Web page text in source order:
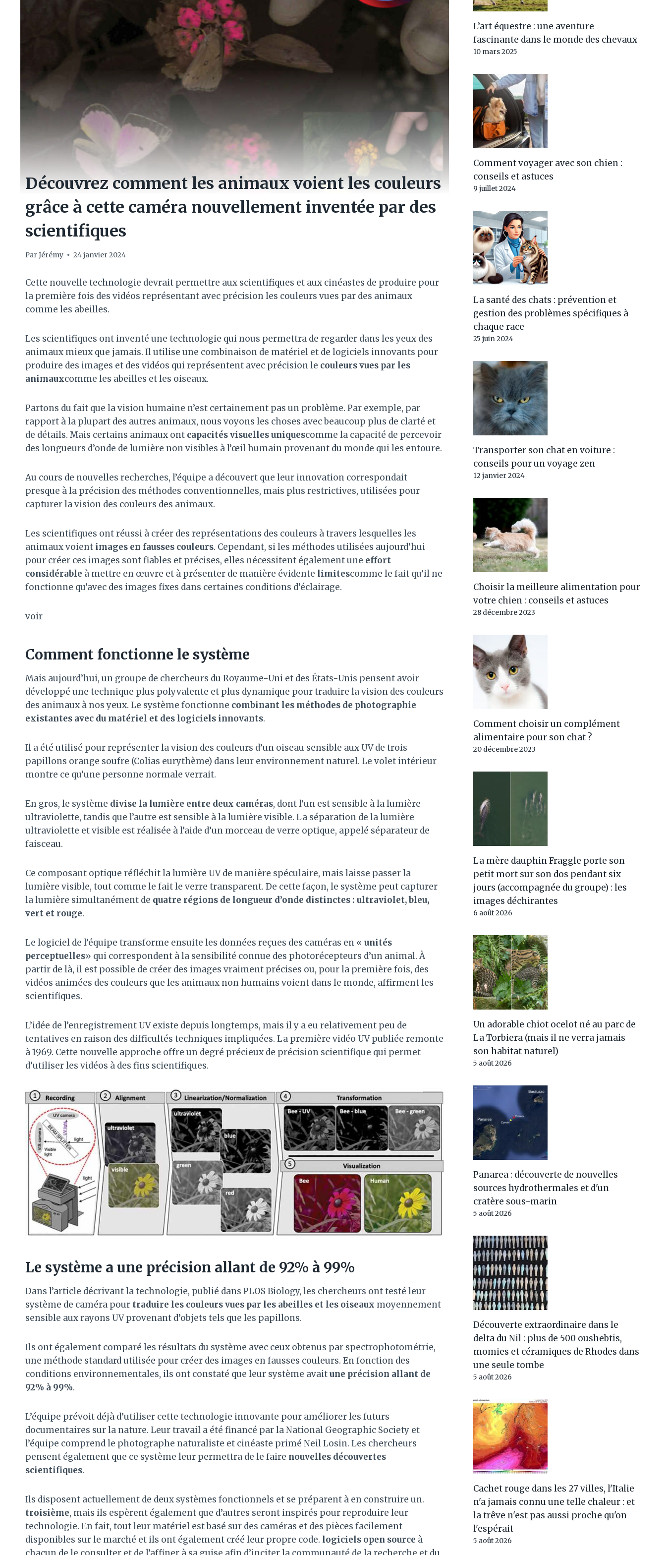
Découvrez comment les animaux voient les couleurs
grâce à cette caméra nouvellement inventée par des
scientifiques
Par Jérémy 24 janvier 2024
Cette nouvelle technologie devrait permettre aux scientifiques et aux cinéastes de produire pour
la première fois des vidéos représentant avec précision les couleurs vues par des animaux
comme les abeilles.
Les scientifiques ont inventé une technologie qui nous permettra de regarder dans les yeux des
animaux mieux que jamais. Il utilise une combinaison de matériel et de logiciels innovants pour
produire des images et des vidéos qui représentent avec précision le couleurs vues par les
animauxcomme les abeilles et les oiseaux.
Partons du fait que la vision humaine n’est certainement pas un problème. Par exemple, par
rapport à la plupart des autres animaux, nous voyons les choses avec beaucoup plus de clarté et
de détails. Mais certains animaux ont capacités visuelles uniquescomme la capacité de percevoir
des longueurs d’onde de lumière non visibles à l’œil humain provenant du monde qui les entoure.
Au cours de nouvelles recherches, l’équipe a découvert que leur innovation correspondait
presque à la précision des méthodes conventionnelles, mais plus restrictives, utilisées pour
capturer la vision des couleurs des animaux.
Les scientifiques ont réussi à créer des représentations des couleurs à travers lesquelles les
animaux voient images en fausses couleurs. Cependant, si les méthodes utilisées aujourd’hui
pour créer ces images sont fiables et précises, elles nécessitent également une effort
considérable à mettre en œuvre et à présenter de manière évidente limitescomme le fait qu’il ne
fonctionne qu’avec des images fixes dans certaines conditions d’éclairage.
voir
Comment fonctionne le système
Mais aujourd’hui, un groupe de chercheurs du Royaume-Uni et des États-Unis pensent avoir
développé une technique plus polyvalente et plus dynamique pour traduire la vision des couleurs
des animaux à nos yeux. Le système fonctionne combinant les méthodes de photographie
existantes avec du matériel et des logiciels innovants.
Il a été utilisé pour représenter la vision des couleurs d’un oiseau sensible aux UV de trois
papillons orange soufre (Colias eurythème) dans leur environnement naturel. Le volet intérieur
montre ce qu’une personne normale verrait.
En gros, le système divise la lumière entre deux caméras, dont l’un est sensible à la lumière
ultraviolette, tandis que l’autre est sensible à la lumière visible. La séparation de la lumière
ultraviolette et visible est réalisée à l’aide d’un morceau de verre optique, appelé séparateur de
faisceau.
Ce composant optique réfléchit la lumière UV de manière spéculaire, mais laisse passer la
lumière visible, tout comme le fait le verre transparent. De cette façon, le système peut capturer
la lumière simultanément de quatre régions de longueur d’onde distinctes : ultraviolet, bleu,
vert et rouge.
Le logiciel de l’équipe transforme ensuite les données reçues des caméras en « unités
perceptuelles» qui correspondent à la sensibilité connue des photorécepteurs d’un animal. À
partir de là, il est possible de créer des images vraiment précises ou, pour la première fois, des
vidéos animées des couleurs que les animaux non humains voient dans le monde, affirment les
scientifiques.
L’idée de l’enregistrement UV existe depuis longtemps, mais il y a eu relativement peu de
tentatives en raison des difficultés techniques impliquées. La première vidéo UV publiée remonte
à 1969. Cette nouvelle approche offre un degré précieux de précision scientifique qui permet
d’utiliser les vidéos à des fins scientifiques.
Le système a une précision allant de 92% à 99%
Dans l’article décrivant la technologie, publié dans PLOS Biology, les chercheurs ont testé leur
système de caméra pour traduire les couleurs vues par les abeilles et les oiseaux moyennement
sensible aux rayons UV provenant d’objets tels que les papillons.
Ils ont également comparé les résultats du système avec ceux obtenus par spectrophotométrie,
une méthode standard utilisée pour créer des images en fausses couleurs. En fonction des
conditions environnementales, ils ont constaté que leur système avaitune précision allant de
92% à 99%.
L’équipe prévoit déjà d’utiliser cette technologie innovante pour améliorer les futurs
documentaires sur la nature. Leur travail a été financé par la National Geographic Society et
l’équipe comprend le photographe naturaliste et cinéaste primé Neil Losin. Les chercheurs
pensent également que ce système leur permettra de le faire nouvelles découvertes
scientifiques.
Ils disposent actuellement de deux systèmes fonctionnels et se préparent à en construire un.
troisième, mais ils espèrent également que d’autres seront inspirés pour reproduire leur
technologie. En fait, tout leur matériel est basé sur des caméras et des pièces facilement
disponibles sur le marché et ils ont également créé leur propre code. logiciels open source à
L’art équestre : une aventure
fascinante dans le monde des chevaux
10 mars 2025
Comment voyager avec son chien :
conseils et astuces
9 juillet 2024
La santé des chats : prévention et
gestion des problèmes spécifiques à
chaque race
25 juin 2024
Transporter son chat en voiture :
conseils pour un voyage zen
12 janvier 2024
Choisir la meilleure alimentation pour
votre chien : conseils et astuces
28 décembre 2023
Comment choisir un complément
alimentaire pour son chat ?
20 décembre 2023
La mère dauphin Fraggle porte son
petit mort sur son dos pendant six
jours (accompagnée du groupe) : les
images déchirantes
6 août 2026
Un adorable chiot ocelot né au parc de
La Torbiera (mais il ne verra jamais
son habitat naturel)
5 août 2026
Panarea : découverte de nouvelles
sources hydrothermales et d'un
cratère sous-marin
5 août 2026
Découverte extraordinaire dans le
delta du Nil : plus de 500 oushebtis,
momies et céramiques de Rhodes dans
une seule tombe
5 août 2026
Cachet rouge dans les 27 villes, l'Italie
n'a jamais connu une telle chaleur : et
la trêve n'est pas aussi proche qu'on
l'espérait
5 août 2026